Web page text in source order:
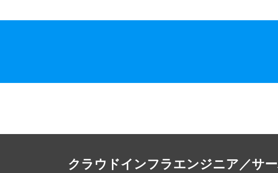
クラウドインフラエンジニア／サ